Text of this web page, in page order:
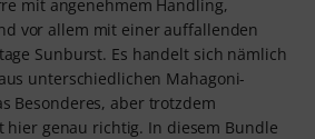
mit angenehmem Handling,
vor allem mit einer auffallenden
Sunburst. Es handelt sich nämlich
unterschiedlichen Mahagoni-
Besonderes, aber trotzdem
hier genau richtig. In diesem Bundle